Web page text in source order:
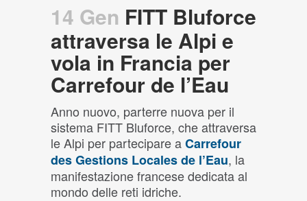
14 Gen FITT Bluforce
attraversa le Alpi e
vola in Francia per
Carrefour de l’Eau
Anno nuovo, parterre nuova per il
sistema FITT Bluforce, che attraversa
le Alpi per partecipare aCarrefour
des Gestions Locales de l’Eau, la
manifestazione francese dedicata al
mondo delle reti idriche.